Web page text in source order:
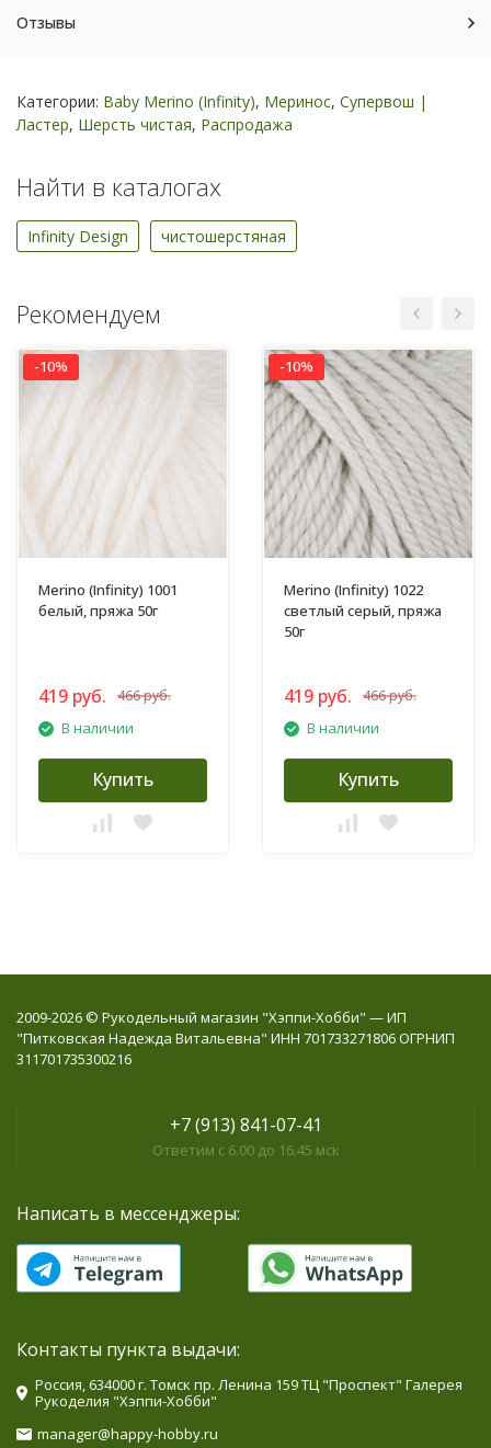
Отзывы
Категории: Baby Merino (Infinity), Меринос, Супервош |
Ластер, Шерсть чистая, Распродажа
Найти в каталогах
Infinity Design чистошерстяная
Рекомендуем
-10%
Merino (Infinity) 1001
белый, пряжа 50г
419 руб. 466 руб.
В наличии
Купить
-10%
Merino (Infinity) 1022
светлый серый, пряжа
50г
419 руб. 466 руб.
В наличии
Купить
2009-2026 © Рукодельный магазин "Хэппи-Хобби" — ИП
"Питковская Надежда Витальевна" ИНН 701733271806 ОГРНИП
311701735300216
+7 (913) 841-07-41
Ответим с 6.00 до 16.45 мск
Написать в мессенджеры:
Контакты пункта выдачи:
Россия, 634000 г. Томск пр. Ленина 159 ТЦ "Проспект" Галерея
Рукоделия "Хэппи-Хобби"
manager@happy-hobby.ru